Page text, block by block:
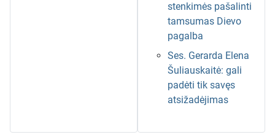
stenkimės pašalinti
tamsumas Dievo
pagalba
Ses. Gerarda Elena
Šuliauskaitė: gali
padėti tik savęs
atsižadėjimas